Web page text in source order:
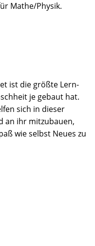
Mathe/Physik.
ist die größte Lern-
je gebaut hat.
sich in dieser
an ihr mitzubauen,
wie selbst Neues zu